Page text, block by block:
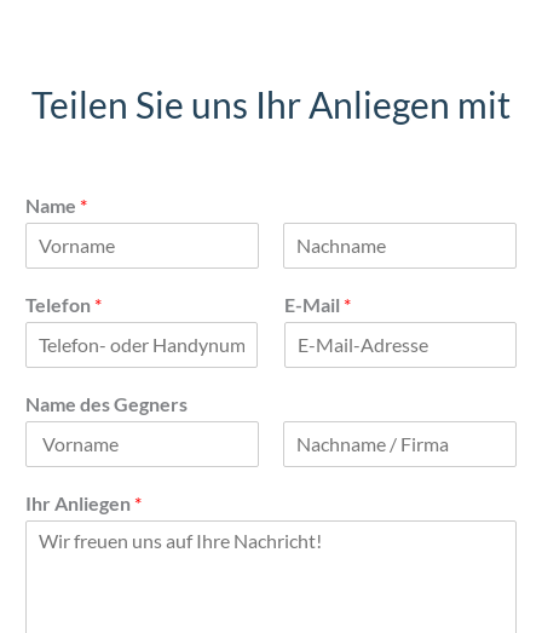
Teilen Sie uns Ihr Anliegen mit
Name *
o
r
m
a
c
a
Telefon * E-Mail *
Name des Gegners
o
r
h
n
Ihr Anliegen *